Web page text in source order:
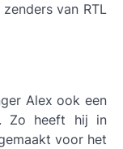
van RTL
Alex ook een
Zo heeft hij in
voor het